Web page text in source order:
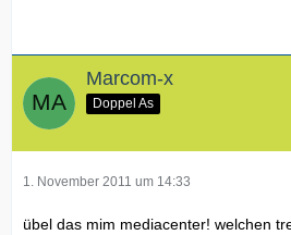
Marcom-x
Doppel As
1. November 2011 um 14:33
übel das mim mediacenter! welchen